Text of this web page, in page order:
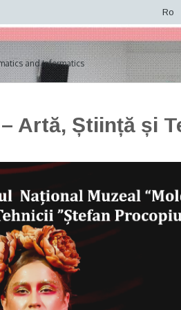
Ro
and Informatics
Artă, Știință și